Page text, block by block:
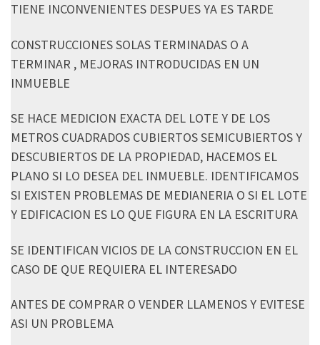
TIENE INCONVENIENTES DESPUES YA ES TARDE
CONSTRUCCIONES SOLAS TERMINADAS O A
TERMINAR , MEJORAS INTRODUCIDAS EN UN
INMUEBLE
SE HACE MEDICION EXACTA DEL LOTE Y DE LOS
METROS CUADRADOS CUBIERTOS SEMICUBIERTOS Y
DESCUBIERTOS DE LA PROPIEDAD, HACEMOS EL
PLANO SI LO DESEA DEL INMUEBLE. IDENTIFICAMOS
SI EXISTEN PROBLEMAS DE MEDIANERIA O SI EL LOTE
Y EDIFICACION ES LO QUE FIGURA EN LA ESCRITURA
SE IDENTIFICAN VICIOS DE LA CONSTRUCCION EN EL
CASO DE QUE REQUIERA EL INTERESADO
ANTES DE COMPRAR O VENDER LLAMENOS Y EVITESE
ASI UN PROBLEMA